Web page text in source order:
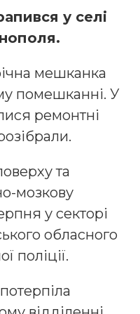
у селі
мешканка
помешканні. У
ремонтні
та
мозкову
у секторі
обласного
поліції.